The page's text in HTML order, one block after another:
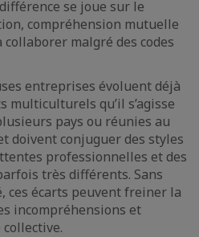
se joue sur le
compréhension mutuelle
collaborer malgré des codes
entreprises évoluent déjà
multiculturels qu’il s’agisse
pays ou réunies au
doivent conjuguer des styles
professionnelles et des
très différents. Sans
ces écarts peuvent freiner la
incompréhensions et